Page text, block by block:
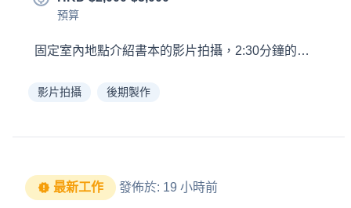
預算
固定室內地點介紹書本的影片拍攝，2:30分鐘的影片，
影片拍攝 後期製作
最新工作 發佈於: 19 小時前